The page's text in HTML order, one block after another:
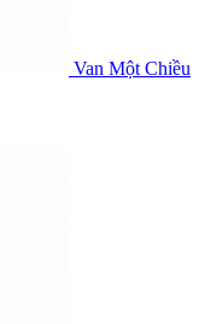
Van Một Chiều